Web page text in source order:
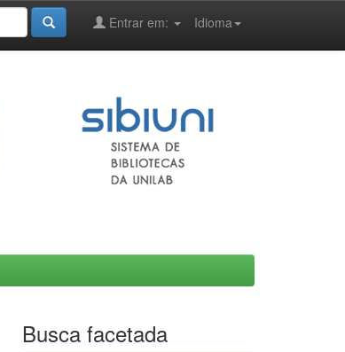
Idioma
Entrar em:
Busca facetada